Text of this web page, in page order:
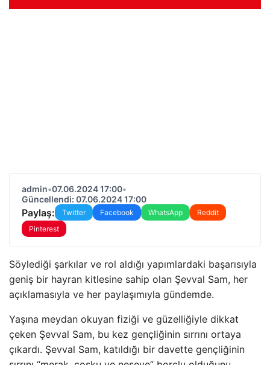
admin•07.06.2024 17:00•
Güncellendi: 07.06.2024 17:00
Paylaş: Twitter Facebook WhatsApp
Reddit
Pinterest
Söylediği şarkılar ve rol aldığı yapımlardaki başarısıyla
geniş bir hayran kitlesine sahip olan Şevval Sam, her
açıklamasıyla ve her paylaşımıyla gündemde.
Yaşına meydan okuyan fiziği ve güzelliğiyle dikkat
çeken Şevval Sam, bu kez gençliğinin sırrını ortaya
çıkardı. Şevval Sam, katıldığı bir davette gençliğinin